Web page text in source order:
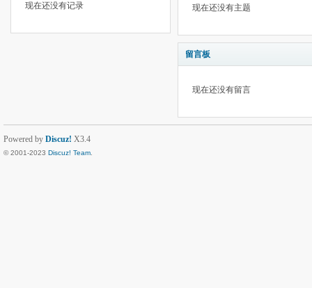
现在还没有记录 现在还没有主题
留言板
现在还没有留言
Powered by Discuz! X3.4
© 2001-2023 Discuz! Team